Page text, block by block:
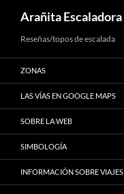
to
content
Arañita Escaladora
Reseñas/topos de escalada
ZONAS
LAS VÍAS EN GOOGLE MAPS
SOBRE LA WEB
SIMBOLOGÍA
INFORMACIÓN SOBRE VIAJES